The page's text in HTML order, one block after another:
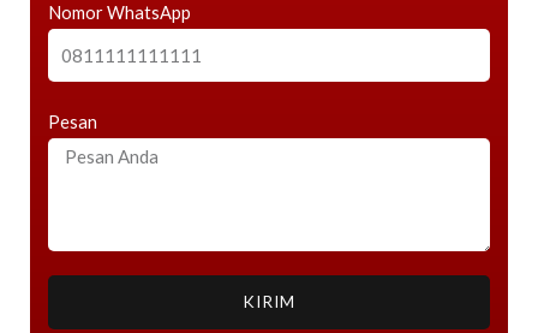
Nomor WhatsApp
Pesan
KIRIM